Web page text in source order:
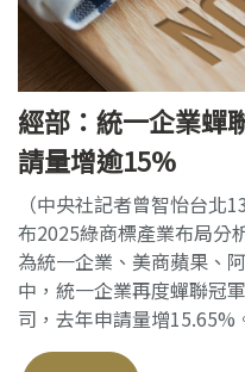
經部：統一企業
請量增逾15%
（中央社記者曾智怡台北
布2025綠商標產業布局分
為統一企業、美商蘋果、
中，統一企業再度蟬聯冠
司，去年申請量增15.65%